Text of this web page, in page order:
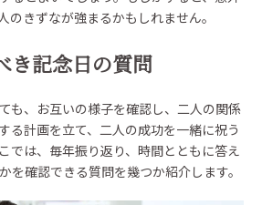
のきずなが強まるかもしれません。
き記念日の質問
も、お互いの様子を確認し、二人の関係
る計画を立て、二人の成功を一緒に祝う
では、毎年振り返り、時間とともに答え
を確認できる質問を幾つか紹介します。